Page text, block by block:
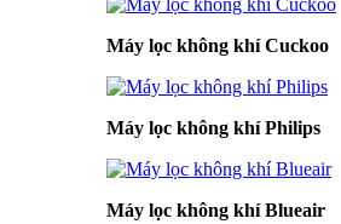
Máy lọc không khí Cuckoo
Máy lọc không khí Philips
Máy lọc không khí Blueair